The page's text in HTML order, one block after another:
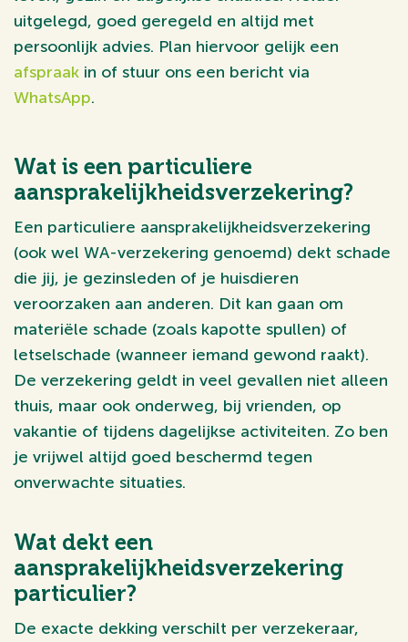
uitgelegd, goed geregeld en altijd met
persoonlijk advies. Plan hiervoor gelijk een
afspraak in of stuur ons een bericht via
WhatsApp.
Wat is een particuliere
aansprakelijkheidsverzekering?
Een particuliere aansprakelijkheidsverzekering
(ook wel WA-verzekering genoemd) dekt schade
die jij, je gezinsleden of je huisdieren
veroorzaken aan anderen. Dit kan gaan om
materiële schade (zoals kapotte spullen) of
letselschade (wanneer iemand gewond raakt).
De verzekering geldt in veel gevallen niet alleen
thuis, maar ook onderweg, bij vrienden, op
vakantie of tijdens dagelijkse activiteiten. Zo ben
je vrijwel altijd goed beschermd tegen
onverwachte situaties.
Wat dekt een
aansprakelijkheidsverzekering
particulier?
De exacte dekking verschilt per verzekeraar,